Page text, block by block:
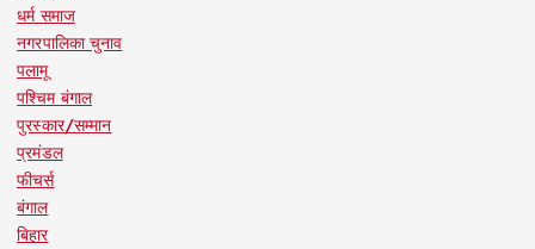
धर्म समाज
नगरपालिका चुनाव
पलामू
पश्चिम बंगाल
पुरस्कार/सम्मान
प्रमंडल
फीचर्स
बंगाल
बिहार